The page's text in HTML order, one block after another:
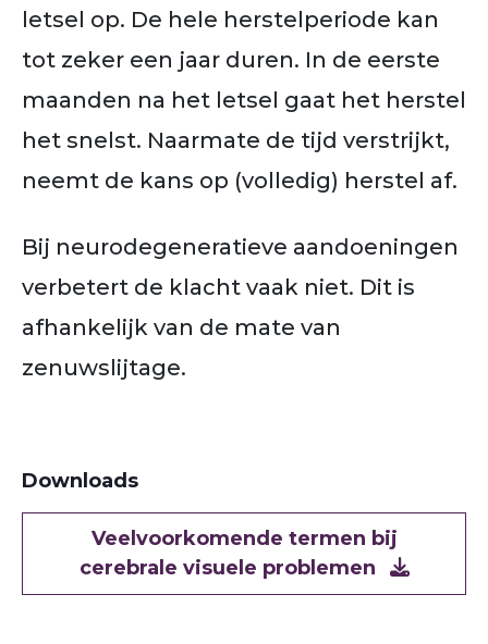
letsel op. De hele herstelperiode kan
tot zeker een jaar duren. In de eerste
maanden na het letsel gaat het herstel
het snelst. Naarmate de tijd verstrijkt,
neemt de kans op (volledig) herstel af.
Bij neurodegeneratieve aandoeningen
verbetert de klacht vaak niet. Dit is
afhankelijk van de mate van
zenuwslijtage.
Downloads
DocumentVeelvoorkomende termen bij
cerebrale visuele problemen